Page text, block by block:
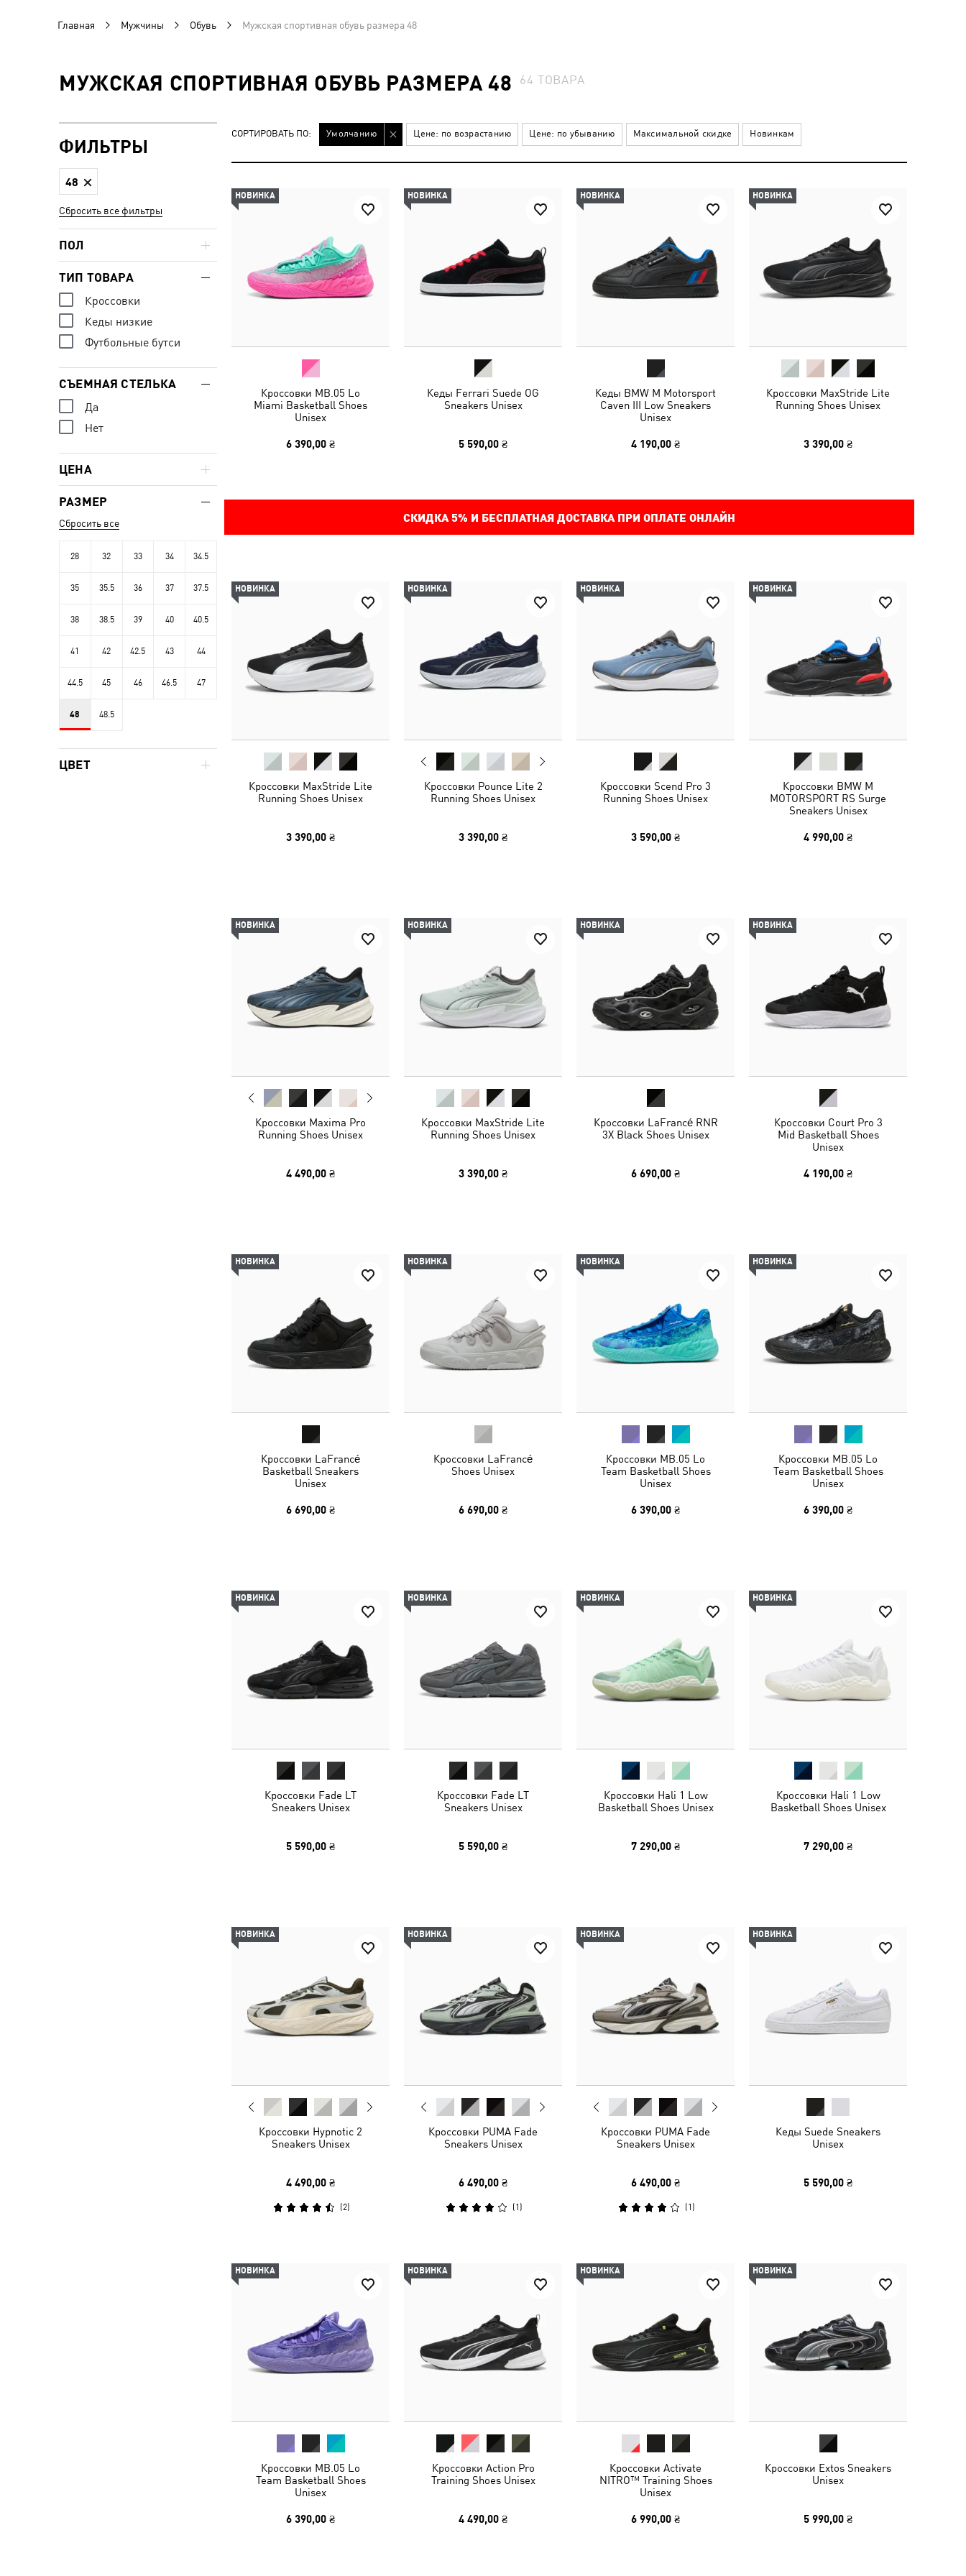
Главная Мужчины Обувь Мужская спортивная обувь размера 48
МУЖСКАЯ СПОРТИВНАЯ ОБУВЬ РАЗМЕРА 48 64 ТОВАРА
СОРТИРОВАТЬ ПО: Умолчанию Цене: по возрастанию Цене: по убыванию Максимальной скидке Новинкам
НОВИНКА
Кроссовки MB.05 Lo
Miami Basketball Shoes
Unisex
6 390,00 ₴
НОВИНКА
Кеды Ferrari Suede OG
Sneakers Unisex
5 590,00 ₴
НОВИНКА
Кеды BMW M Motorsport
Caven III Low Sneakers
Unisex
4 190,00 ₴
НОВИНКА
Кроссовки MaxStride Lite
Running Shoes Unisex
3 390,00 ₴
СКИДКА 5% И БЕСПЛАТНАЯ ДОСТАВКА ПРИ ОПЛАТЕ ОНЛАЙН
НОВИНКА
Кроссовки MaxStride Lite
Running Shoes Unisex
3 390,00 ₴
НОВИНКА
Кроссовки Pounce Lite 2
Running Shoes Unisex
3 390,00 ₴
НОВИНКА
Кроссовки Scend Pro 3
Running Shoes Unisex
3 590,00 ₴
НОВИНКА
Кроссовки BMW M
MOTORSPORT RS Surge
Sneakers Unisex
4 990,00 ₴
НОВИНКА
Кроссовки Maxima Pro
Running Shoes Unisex
4 490,00 ₴
НОВИНКА
Кроссовки MaxStride Lite
Running Shoes Unisex
3 390,00 ₴
НОВИНКА
Кроссовки LaFrancé RNR
3X Black Shoes Unisex
6 690,00 ₴
НОВИНКА
Кроссовки Court Pro 3
Mid Basketball Shoes
Unisex
4 190,00 ₴
НОВИНКА
Кроссовки LaFrancé
Basketball Sneakers
Unisex
6 690,00 ₴
НОВИНКА
Кроссовки LaFrancé
Shoes Unisex
6 690,00 ₴
НОВИНКА
Кроссовки MB.05 Lo
Team Basketball Shoes
Unisex
6 390,00 ₴
НОВИНКА
Кроссовки MB.05 Lo
Team Basketball Shoes
Unisex
6 390,00 ₴
НОВИНКА
Кроссовки Fade LT
Sneakers Unisex
5 590,00 ₴
НОВИНКА
Кроссовки Fade LT
Sneakers Unisex
5 590,00 ₴
НОВИНКА
Кроссовки Hali 1 Low
Basketball Shoes Unisex
7 290,00 ₴
НОВИНКА
Кроссовки Hali 1 Low
Basketball Shoes Unisex
7 290,00 ₴
НОВИНКА
Кроссовки Hypnotic 2
Sneakers Unisex
4 490,00 ₴
(2)
НОВИНКА
Кроссовки PUMA Fade
Sneakers Unisex
6 490,00 ₴
(1 )
НОВИНКА
Кроссовки PUMA Fade
Sneakers Unisex
6 490,00 ₴
(1 )
НОВИНКА
Кеды Suede Sneakers
Unisex
5 590,00 ₴
НОВИНКА
Кроссовки MB.05 Lo
Team Basketball Shoes
Unisex
6 390,00 ₴
НОВИНКА
Кроссовки Action Pro
Training Shoes Unisex
4 490,00 ₴
НОВИНКА
Кроссовки Activate
NITRO™ Training Shoes
Unisex
6 990,00 ₴
НОВИНКА
Кроссовки Extos Sneakers
Unisex
5 990,00 ₴
ФИЛЬТРЫ
48
Сбросить все фильтры
ПОЛ
ТИП ТОВАРА
Кроссовки
Кеды низкие
Футбольные бутси
СЪЕМНАЯ СТЕЛЬКА
Да
Нет
ЦЕНА
РАЗМЕР
Сбросить все
28 32 33 34 34.5
35 35.5 36 37 37.5
38 38.5 39 40 40.5
41 42 42.5 43 44
44.5 45 46 46.5 47
48 48.5
ЦВЕТ